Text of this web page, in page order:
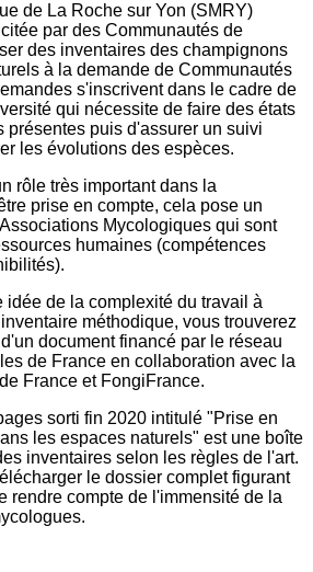
de La Roche sur Yon (SMRY)
par des Communautés de
des inventaires des champignons
à la demande de Communautés
s'inscrivent dans le cadre de
qui nécessite de faire des états
présentes puis d'assurer un suivi
les évolutions des espèces.
rôle très important dans la
prise en compte, cela pose un
Mycologiques qui sont
humaines (compétences
idée de la complexité du travail à
méthodique, vous trouverez
document financé par le réseau
de France en collaboration avec la
France et FongiFrance.
sorti fin 2020 intitulé "Prise en
les espaces naturels" est une boîte
inventaires selon les règles de l'art.
le dossier complet figurant
rendre compte de l'immensité de la